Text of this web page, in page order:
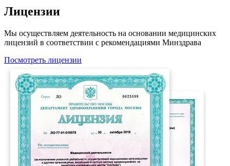
Лицензии
Мы осуществляем деятельность на основании медицинских
лицензий в соответствии с рекомендациями Минздрава
Посмотреть лицензии